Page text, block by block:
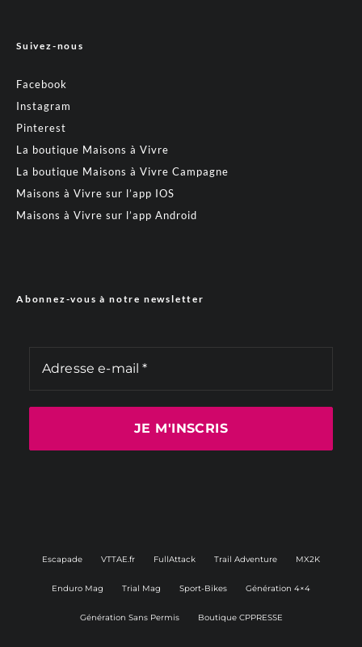
Suivez-nous
Facebook
Instagram
Pinterest
La boutique Maisons à Vivre
La boutique Maisons à Vivre Campagne
Maisons à Vivre sur l’app IOS
Maisons à Vivre sur l’app Android
Abonnez-vous à notre newsletter
Escapade VTTAE.fr FullAttack Trail Adventure MX2K
Enduro Mag Trial Mag Sport-Bikes Génération 4×4
Génération Sans Permis Boutique CPPRESSE